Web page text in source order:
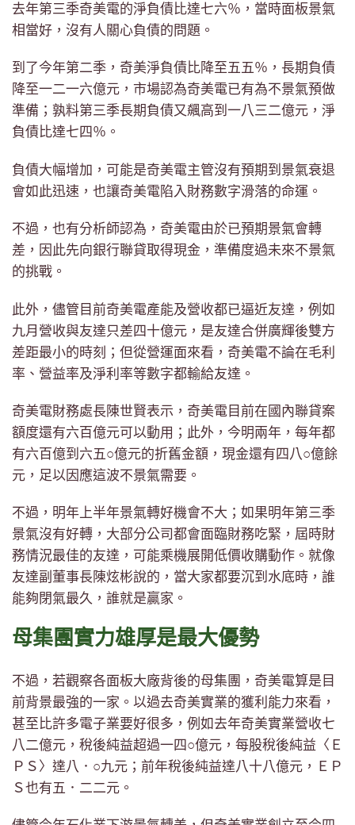
去年第三季奇美電的淨負債比達七六％，當時面板景氣
相當好，沒有人關心負債的問題。
到了今年第二季，奇美淨負債比降至五五％，長期負債
降至一二一六億元，市場認為奇美電已有為不景氣預做
準備；孰料第三季長期負債又飆高到一八三二億元，淨
負債比達七四％。
負債大幅增加，可能是奇美電主管沒有預期到景氣衰退
會如此迅速，也讓奇美電陷入財務數字滑落的命運。
不過，也有分析師認為，奇美電由於已預期景氣會轉
差，因此先向銀行聯貸取得現金，準備度過未來不景氣
的挑戰。
此外，儘管目前奇美電產能及營收都已逼近友達，例如
九月營收與友達只差四十億元，是友達合併廣輝後雙方
差距最小的時刻；但從營運面來看，奇美電不論在毛利
率、營益率及淨利率等數字都輸給友達。
奇美電財務處長陳世賢表示，奇美電目前在國內聯貸案
額度還有六百億元可以動用；此外，今明兩年，每年都
有六百億到六五○億元的折舊金額，現金還有四八○億餘
元，足以因應這波不景氣需要。
不過，明年上半年景氣轉好機會不大；如果明年第三季
景氣沒有好轉，大部分公司都會面臨財務吃緊，屆時財
務情況最佳的友達，可能乘機展開低價收購動作。就像
友達副董事長陳炫彬說的，當大家都要沉到水底時，誰
能夠閉氣最久，誰就是贏家。
母集團實力雄厚是最大優勢
不過，若觀察各面板大廠背後的母集團，奇美電算是目
前背景最強的一家。以過去奇美實業的獲利能力來看，
甚至比許多電子業要好很多，例如去年奇美實業營收七
八二億元，稅後純益超過一四○億元，每股稅後純益〈Ｅ
ＰＳ〉達八．○九元；前年稅後純益達八十八億元，ＥＰ
Ｓ也有五．二二元。